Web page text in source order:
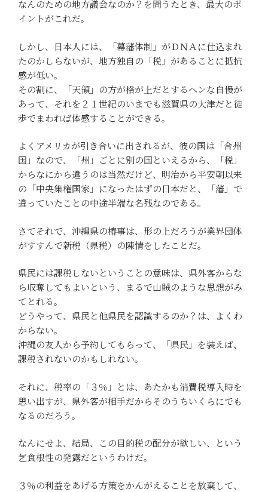
なんのための地方議会なのか？を問うたとき、最大のポ
イントがこれだ。
しかし、日本人には、「幕藩体制」がＤＮＡに仕込まれ
たのかしらないが、地方独自の「税」があることに抵抗
感が低い。
その割に、「天領」の方が格が上だとするヘンな自慢が
あって、それを２１世紀のいまでも滋賀県の大津だと徒
歩でまわれば体感することができる。
よくアメリカが引き合いに出されるが、彼の国は「合州
国」なので、「州」ごとに別の国といえるから、「税」
からなにから違うのは当然だけど、明治から平安朝以来
の「中央集権国家」になったはずの日本だと、「藩」で
違っていたことの中途半端な名残なのである。
さてそれで、沖縄県の椿事は、形の上だろうが業界団体
がすすんで新税（県税）の陳情をしたことだ。
県民には課税しないということの意味は、県外客からな
ら収奪してもよいという、まるで山賊のような思想がみ
てとれる。
どうやって、県民と他県民を認識するのか？は、よくわ
からない。
沖縄の友人から予約してもらって、「県民」を装えば、
課税されないのかもしれない。
それに、税率の「３％」とは、あたかも消費税導入時を
思い出すが、県外客が相手だからそのうちいくらにでも
なるのだろう。
なんにせよ、結局、この目的税の配分が欲しい、という
乞食根性の発露だというわけだ。
３％の利益をあげる方策をかんがえることを放棄して、